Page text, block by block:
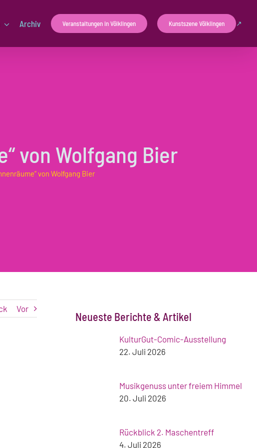
Archiv Veranstaltungen in Völklingen Kunstszene Völklingen
von Wolfgang Bier
von Wolfgang Bier
Vor
Neueste Berichte & Artikel
KulturGut-Comic-Ausstellung
22. Juli 2026
Musikgenuss unter freiem Himmel
20. Juli 2026
Rückblick 2. Maschentreff
4. Juli 2026